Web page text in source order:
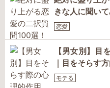
きな人に聞い
恋愛
【男女別】目
｜目をそらす
モテる